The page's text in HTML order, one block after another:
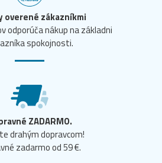
overené zákazníkmi
odporúča nákup na základni
spokojnosti.
ZADARMO.
drahým dopravcom!
zadarmo od 59 €.